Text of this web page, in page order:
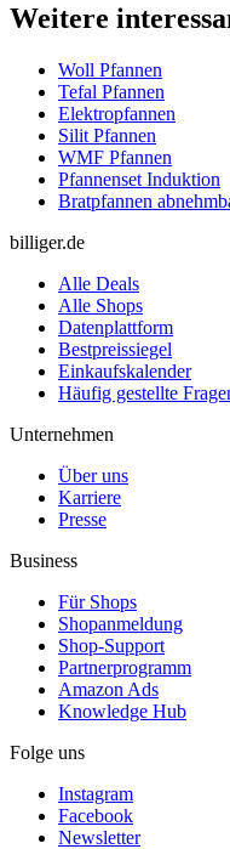
Weitere
Woll Pfannen
Tefal Pfannen
Elektropfannen
Silit Pfannen
WMF Pfannen
Pfannenset Induktion
Bratpfannen
billiger.de
Alle Deals
Alle Shops
Datenplattform
Bestpreissiegel
Einkaufskalender
Häufig gestellte
Unternehmen
Über uns
Karriere
Presse
Business
Für Shops
Shopanmeldung
Shop-Support
Partnerprogramm
Amazon Ads
Knowledge Hub
Folge uns
Instagram
Facebook
Newsletter